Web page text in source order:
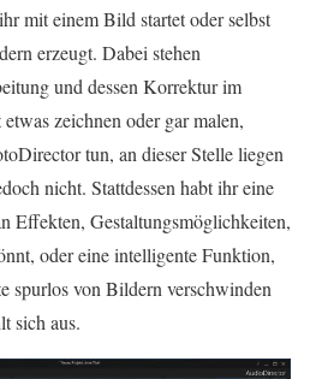
mit einem Bild startet oder selbst
erzeugt. Dabei stehen
und dessen Korrektur im
zeichnen oder gar malen,
tun, an dieser Stelle liegen
nicht. Stattdessen habt ihr eine
Effekten, Gestaltungsmöglichkeiten,
oder eine intelligente Funktion,
spurlos von Bildern verschwinden
sich aus.